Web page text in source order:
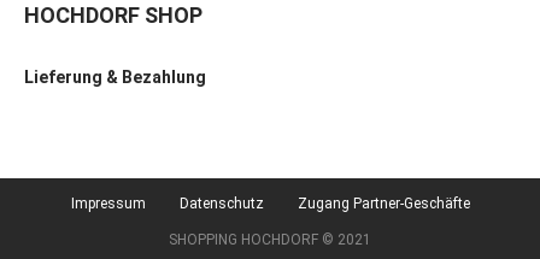
HOCHDORF SHOP
Lieferung & Bezahlung
Impressum Datenschutz Zugang Partner-Geschäfte
SHOPPING HOCHDORF © 2021